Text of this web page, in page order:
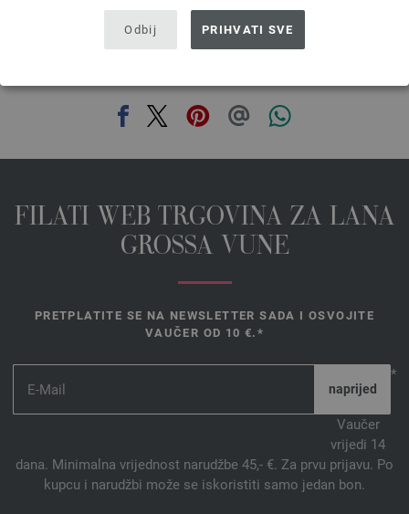
Odbij PRIHVATI SVE
FILATI WEB TRGOVINA ZA LANA
GROSSA VUNE
PRETPLATITE SE NA NEWSLETTER SADA I OSVOJITE
VAUČER OD 10 €.*
*
Vaučer
vrijedi 14
dana. Minimalna vrijednost narudžbe 45,- €. Za prvu prijavu. Po
kupcu i narudžbi može se iskoristiti samo jedan bon.